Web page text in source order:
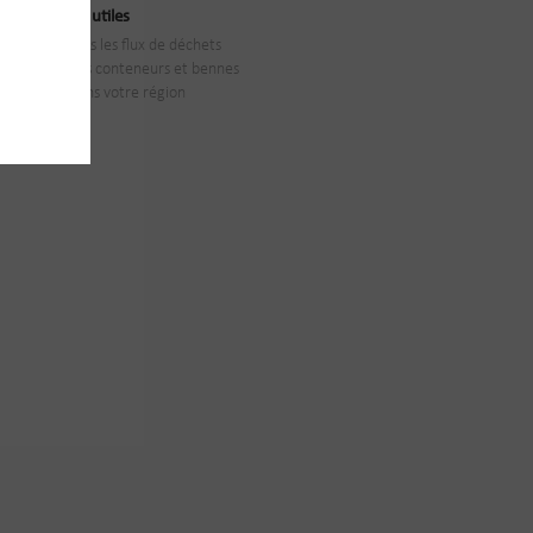
Liens utiles
Tous les flux de déchets
Nos conteneurs et bennes
Dans votre région